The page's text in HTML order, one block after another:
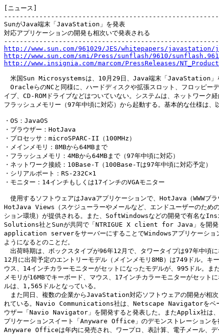
[ニュース]
SunがJava端末「JavaStation」を発表
対応アプリケーションの開発も相次いで発表される
http://www.sun.com/961029/JES/whitepapers/javastation/
http://www.sun.com/smi/Press/sunflash/9610/
http://www.insignia.com/marcom/PressReleases/
米国Sun Microsystemsは、10月29日、Java端末「JavaStation」
OracleらのNCと同様に、ハードディスクや拡張スロット、フロッピー
イブ、CD-ROMドライブなどはついていない。システムは、ネットワーク
フラッシュメモリー（97年中頃に対応）から起動する。基本的な仕様は、
・OS：JavaOS
・ブラウザー：HotJava
・プロセッサ：microSPARC-II（100MHz）
・メインメモリ：8MBから64MBまで
・フラッシュメモリ：4MBから64MBまで（97年中頃に対応）
・ネットワーク接続：10Base-T（100Base-Tは97年中頃に対応予定）
・シリアルポート：RS-232C×1
・モニター：14インチもしくは17インチのVGAモニター
使用するソフトウェアはJavaアプリケーションで、HotJava（WWWブラ
HotJava Views（スケジューラーやメールなど、エンドユーザーのため
ション環境）が提供される。また、SoftWindowsなどの開発で有名な
Solutions社とSunが共同で「NTRIGUE X client for Java」を開発
application serverをサーバーにすることでWindowsアプリケーショ
ようになるとのことだ。
出荷時期は、ボックスタイプが96年12月で、タワータイプは97年中頃
12月に出荷予定のエントリーモデル（メインメモリ8MB）は749ドル。キ
ウス、14インチカラーモニターがセットになったモデルが、995ドル。ま
メモリが16MBでキーボード、マウス、17インチカラーモニターがセット
ルは、1,565ドルとなっている。
また同日、複数の企業からJavaStation対応ソフトウェアの開発が相次
れている。Navio Communications社は、Netscape Navigatorをベー
ウザー「Navio Navigator」を開発すると発表した。またApplix社は、
プリケーションスイート「Anyware Office」のデモンストレーションを
Anyware Officeは年内に発売され、ワープロ、表計算、電子メール、デ